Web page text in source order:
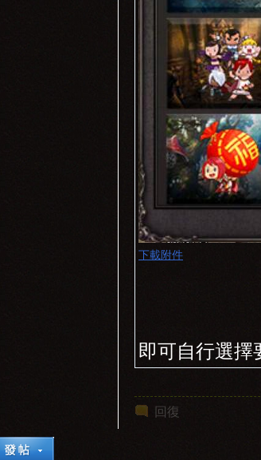
下載附件
即可自行選擇
回復